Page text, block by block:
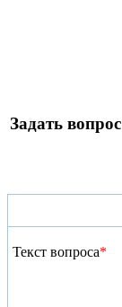
Задать вопрос
Текст вопроса*